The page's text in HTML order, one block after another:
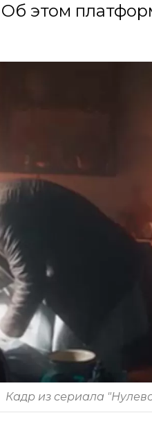
этом
Кадр из сериала